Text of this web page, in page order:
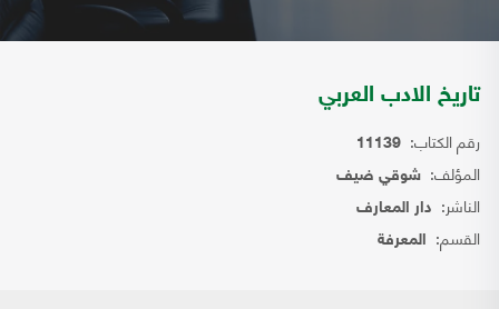
تاريخ الادب العربي
رقم الكتاب: 11139
المؤلف: شوقي ضيف
الناشر: دار المعارف
القسم: المعرفة